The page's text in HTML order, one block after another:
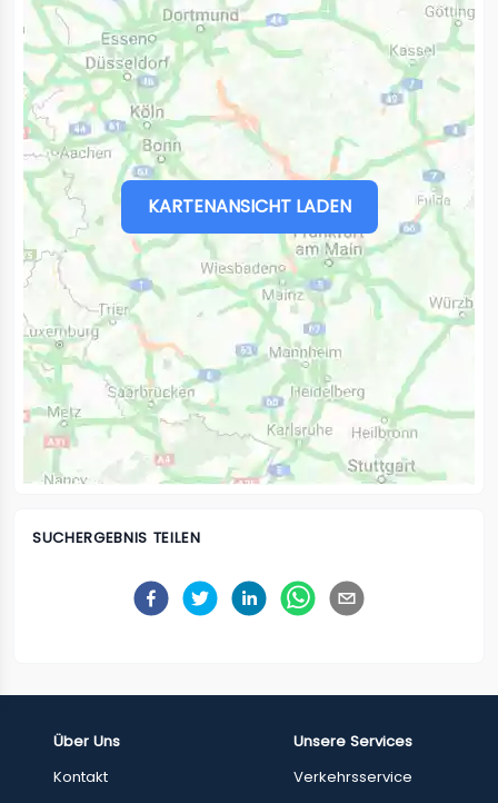
KARTENANSICHT LADEN
SUCHERGEBNIS TEILEN
Über Uns
Kontakt
Unsere Services
Verkehrsservice